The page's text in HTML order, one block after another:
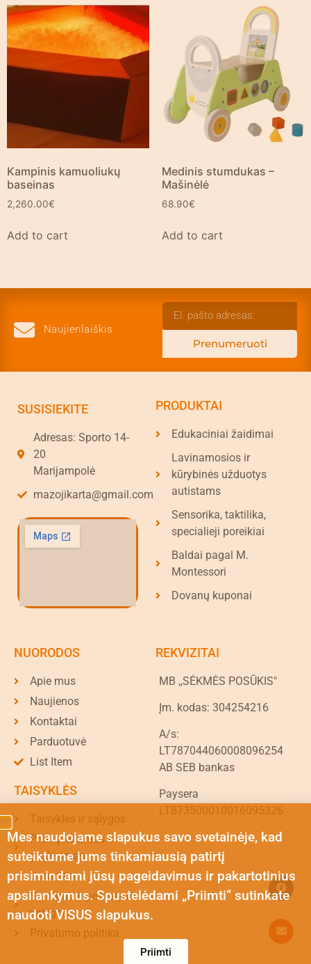
Kampinis kamuoliukų
baseinas
2,260.00€
Add to cart
Medinis stumdukas –
Mašinėlė
68.90€
Add to cart
Naujienlaiškis
Prenumeruoti
SUSISIEKITE
Adresas: Sporto 14-
20
Marijampolė
mazojikarta@gmail.com
PRODUKTAI
Edukaciniai žaidimai
Lavinamosios ir
kūrybinės užduotys
autistams
Sensorika, taktilika,
specialieji poreikiai
Baldai pagal M.
Montessori
Dovanų kuponai
NUORODOS
Apie mus
Naujienos
Kontaktai
Parduotuvė
List Item
TAISYKLĖS
Taisyklės ir sąlygos
Prekių keitimas ir
grąžinimas
Garantija
Siuntimo ir pristatymo
sąlygos
Privatumo politika
REKVIZITAI
MB ,,SĖKMĖS POSŪKIS"
Įm. kodas: 304254216
A/s:
LT787044060008096254
AB SEB bankas
Paysera
LT873500010016095326
Mes naudojame slapukus savo svetainėje, kad
suteiktume jums tinkamiausią patirtį
prisimindami jūsų pageidavimus ir pakartotinius
apsilankymus. Spustelėdami „Priimti“ sutinkate
naudoti VISUS slapukus.
Priimti